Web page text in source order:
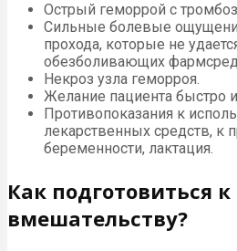
Острый геморрой с
Сильные болевые
прохода, которые не
обезболивающих
Некроз узла геморроя.
Желание пациента быстро
Противопоказания к
лекарственных средств, к
беременности, лактация.
Как подготовиться
вмешательству?